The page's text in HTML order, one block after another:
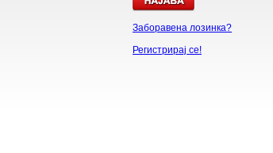
Заборавена лозинка?
Регистрирај се!